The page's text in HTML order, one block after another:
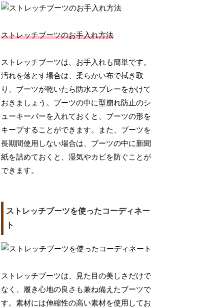
ストレッチブーツのお手入れ方法
ストレッチブーツは、お手入れも簡単です。
汚れを落とす場合は、柔らかい布で拭き取
り、ブーツが乾いたら防水スプレーをかけて
おきましょう。ブーツの中に型崩れ防止のシ
ューキーパーを入れておくと、ブーツの形を
キープすることができます。また、ブーツを
長期間使用しない場合は、ブーツの中に新聞
紙を詰めておくと、湿気やカビを防ぐことが
できます。
ストレッチブーツを使ったコーディネー
ト
ストレッチブーツは、見た目の美しさだけで
なく、履き心地の良さも兼ね備えたブーツで
す。素材には伸縮性の高い素材を使用してお